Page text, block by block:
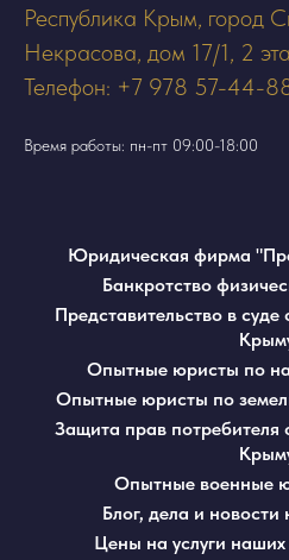
Республика Крым, город
Некрасова, дом 17/1, 2
Телефон: +7 978 57-44-
Время работы: пн-пт 09:00-18:00
Юридическая фирма
Банкротство
Представительство в
Опытные юристы по
Опытные юристы по
Защита прав
Опытные военные
Блог, дела и
Цены на услуги